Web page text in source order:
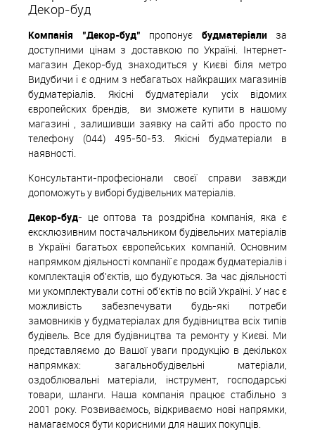
Декор-буд
Компанія "Декор-буд" пропонує будматеріализа
доступними цінам з доставкою по Україні. Інтернет-
магазин Декор-буд знаходиться у Києві біля метро
Видубичи і є одним з небагатьох найкращих магазинів
будматеріалів. Якісні будматеріали усіх відомих
європейских брендів, ви зможете купити в нашому
магазині , залишивши заявку на сайті або просто по
телефону (044) 495-50-53. Якісні будматеріали в
наявності.
Консультанти-професіонали своєї справи завжди
допоможуть у виборі будівельних матеріалів.
Декор-буд- це оптова та роздрібна компанія, яка є
ексклюзивним постачальником будівельних матеріалів
в Україні багатьох європейських компаній. Основним
напрямком діяльності компанії є продаж будматеріалів і
комплектація об'єктів, що будуються. За час діяльності
ми укомплектували сотні об'єктів по всій Україні. У нас є
можливість забезпечувати будь-які потреби
замовників у будматеріалах для будівництва всіх типів
будівель. Все для будівництва та ремонту у Києві. Ми
представляємо до Вашої уваги продукцію в декількох
напрямках: загальнобудівельні матеріали,
оздоблювальні матеріали, інструмент, господарські
товари, шланги. Наша компанія працює стабільно з
2001 року. Розвиваємось, відкриваємо нові напрямки,
намагаємося бути корисними для наших покупців.